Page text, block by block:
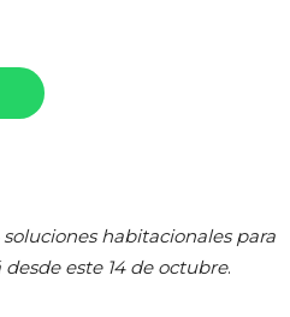
habitacionales para
este 14 de octubre.